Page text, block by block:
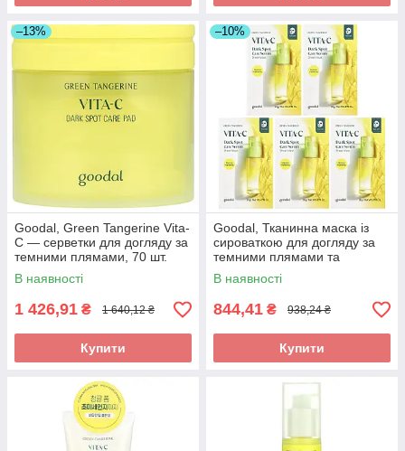
–13%
Goodal, Green Tangerine Vita-
C — серветки для догляду за
темними плямами, 70 шт.
В наявності
1 426,91 ₴ 1 640,12 ₴
Купити
–10%
Goodal, Тканинна маска із
сироваткою для догляду за
темними плямами та
зеленим мандарином, 5 шт.,
28 г (0,98
В наявності
844,41 ₴ 938,24 ₴
Купити